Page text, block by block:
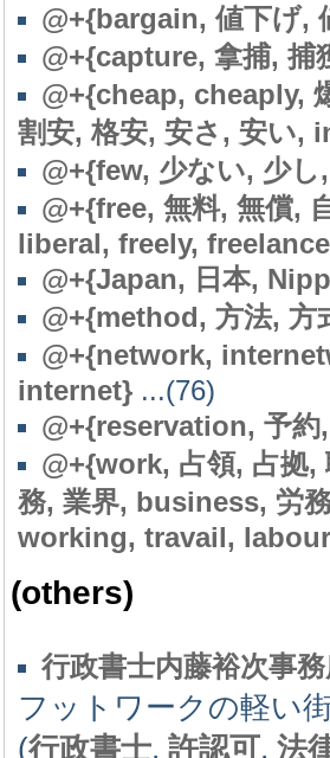
@+{bargain, 値下げ,
@+{capture, 拿捕, 捕
@+{cheap, cheaply,
割安, 格安, 安さ, 安い,
@+{few, 少ない, 少
@+{free, 無料, 無償,
liberal, freely,
@+{Japan, 日本,
@+{method, 方法, 方
@+{network,
internet} ...(76)
@+{reservation, 予
@+{work, 占領, 占拠
務, 業界, business, 労
working, travail,
(others)
行政書士内藤裕次事
フットワークの軽い
(行政書士, 許認可, 法